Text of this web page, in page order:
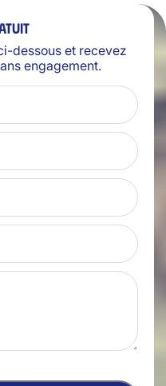
dessous et recevez
engagement.